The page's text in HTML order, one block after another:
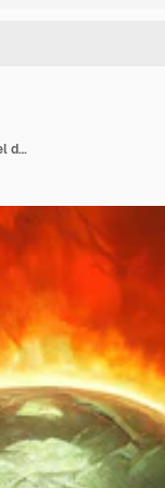
Illustrazione del gioco del demone dell'inferno della forma del cavaliere del demone del soldato